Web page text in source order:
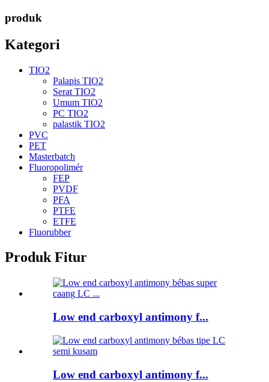
produk
Kategori
TIO2
Palapis TIO2
Serat TIO2
Umum TIO2
PC TIO2
palastik TIO2
PVC
PET
Masterbatch
Fluoropolimér
FEP
PVDF
PFA
PTFE
ETFE
Fluorubber
Produk Fitur
Low end carboxyl antimony f...
Low end carboxyl antimony f...